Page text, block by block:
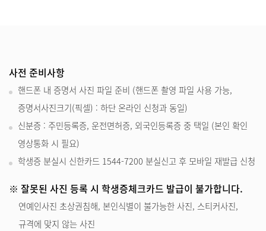
사전 준비사항
핸드폰 내 증명서 사진 파일 준비 (핸드폰 촬영 파일 사용 가능,
증명서사진크기(픽셀) : 하단 온라인 신청과 동일)
신분증 : 주민등록증, 운전면허증, 외국인등록증 중 택일 (본인 확인
영상통화 시 필요)
학생증 분실시 신한카드 1544-7200 분실신고 후 모바일 재발급 신청
※ 잘못된 사진 등록 시 학생증체크카드 발급이 불가합니다.
연예인사진 초상권침해, 본인식별이 불가능한 사진, 스티커사진,
규격에 맞지 않는 사진